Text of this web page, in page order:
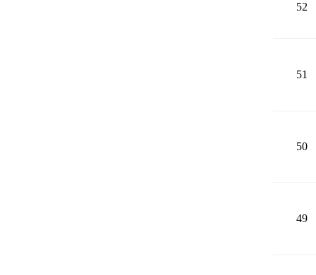
52
51
50
49